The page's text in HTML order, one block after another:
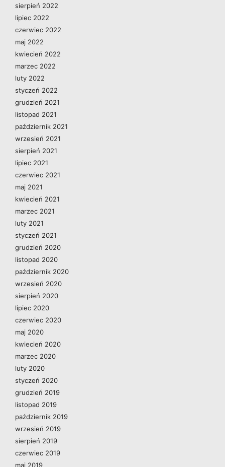
sierpień 2022
lipiec 2022
czerwiec 2022
maj 2022
kwiecień 2022
marzec 2022
luty 2022
styczeń 2022
grudzień 2021
listopad 2021
październik 2021
wrzesień 2021
sierpień 2021
lipiec 2021
czerwiec 2021
maj 2021
kwiecień 2021
marzec 2021
luty 2021
styczeń 2021
grudzień 2020
listopad 2020
październik 2020
wrzesień 2020
sierpień 2020
lipiec 2020
czerwiec 2020
maj 2020
kwiecień 2020
marzec 2020
luty 2020
styczeń 2020
grudzień 2019
listopad 2019
październik 2019
wrzesień 2019
sierpień 2019
czerwiec 2019
maj 2019